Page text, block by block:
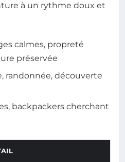
à un rythme doux et
calmes, propreté
préservée
randonnée, découverte
backpackers cherchant